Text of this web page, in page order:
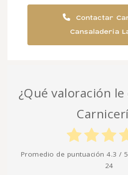
Contactar
Cansaladeria
¿Qué valoración
Promedio de puntuación 4.3 /
24